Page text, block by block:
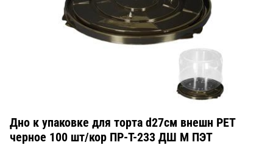
Дно к упаковке для торта d27см внешн PET
черное 100 шт/кор ПР-Т-233 ДШ М ПЭТ